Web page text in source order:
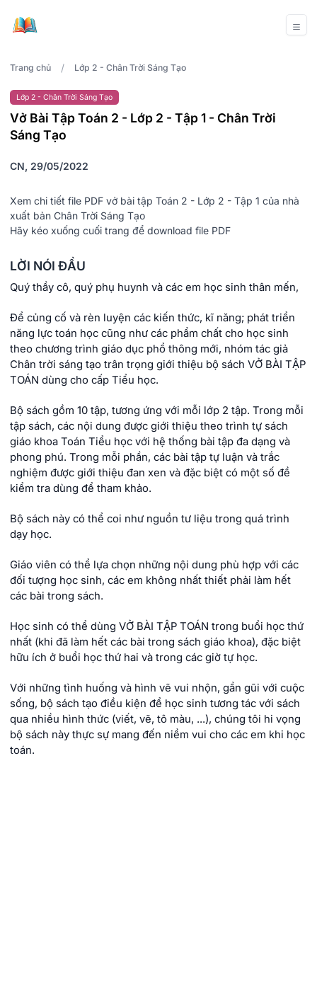
Trang chủ / Lớp 2 - Chân Trời Sáng Tạo
Lớp 2 - Chân Trời Sáng Tạo
Vở Bài Tập Toán 2 - Lớp 2 - Tập 1 - Chân Trời
Sáng Tạo
CN, 29/05/2022
Xem chi tiết file PDF vở bài tập Toán 2 - Lớp 2 - Tập 1 của nhà
xuất bản Chân Trời Sáng Tạo
Hãy kéo xuống cuối trang để download file PDF
LỜI NÓI ĐẦU
Quý thầy cô, quý phụ huynh và các em học sinh thân mến,
Để củng cố và rèn luyện các kiến thức, kĩ năng; phát triển
năng lực toán học cũng như các phẩm chất cho học sinh
theo chương trình giáo dục phổ thông mới, nhóm tác giả
Chân trời sáng tạo trân trọng giới thiệu bộ sách VỞ BÀI TẬP
TOÁN dùng cho cấp Tiểu học.
Bộ sách gồm 10 tập, tương ứng với mỗi lớp 2 tập. Trong mỗi
tập sách, các nội dung được giới thiệu theo trình tự sách
giáo khoa Toán Tiểu học với hệ thống bài tập đa dạng và
phong phú. Trong mỗi phần, các bài tập tự luận và trắc
nghiệm được giới thiệu đan xen và đặc biệt có một số đề
kiểm tra dùng để tham khảo.
Bộ sách này có thể coi như nguồn tư liệu trong quá trình
dạy học.
Giáo viên có thể lựa chọn những nội dung phù hợp với các
đối tượng học sinh, các em không nhất thiết phải làm hết
các bài trong sách.
Học sinh có thể dùng VỞ BÀI TẬP TOÁN trong buổi học thứ
nhất (khi đã làm hết các bài trong sách giáo khoa), đặc biệt
hữu ích ở buổi học thứ hai và trong các giờ tự học.
Với những tình huống và hình vẽ vui nhộn, gần gũi với cuộc
sống, bộ sách tạo điều kiện để học sinh tương tác với sách
qua nhiều hình thức (viết, vẽ, tô màu, ...), chúng tôi hi vọng
bộ sách này thực sự mang đến niềm vui cho các em khi học
toán.